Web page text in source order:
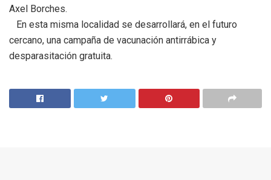
Axel Borches.
En esta misma localidad se desarrollará, en el futuro
cercano, una campaña de vacunación antirrábica y
desparasitación gratuita.